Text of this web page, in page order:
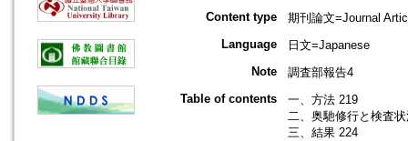
Content type
期刊論文=Journal
Language
日文=Japanese
Note
調査部報告4
Table of contents
一、方法 219
二、奥馳修行と検査
三、結果 224